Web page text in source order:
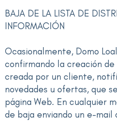
BAJA DE LA LISTA DE
INFORMACIÓN
Ocasionalmente, Domo
confirmando la creación
creada por un cliente,
novedades u ofertas, que
página Web. En cualquier
de baja enviando un e-mail